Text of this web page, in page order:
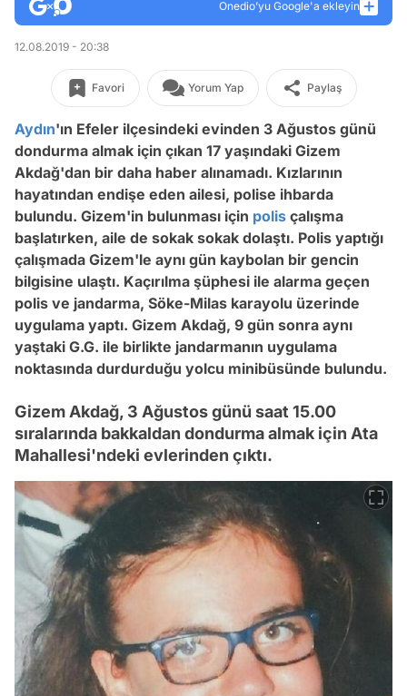
Onedio’yu Google'a ekleyin
12.08.2019 - 20:38
Favori Yorum Yap Paylaş
Aydın'ın Efeler ilçesindeki evinden 3 Ağustos günü
dondurma almak için çıkan 17 yaşındaki Gizem
Akdağ'dan bir daha haber alınamadı. Kızlarının
hayatından endişe eden ailesi, polise ihbarda
bulundu. Gizem'in bulunması için polis çalışma
başlatırken, aile de sokak sokak dolaştı. Polis yaptığı
çalışmada Gizem'le aynı gün kaybolan bir gencin
bilgisine ulaştı. Kaçırılma şüphesi ile alarma geçen
polis ve jandarma, Söke-Milas karayolu üzerinde
uygulama yaptı. Gizem Akdağ, 9 gün sonra aynı
yaştaki G.G. ile birlikte jandarmanın uygulama
noktasında durdurduğu yolcu minibüsünde bulundu.
Gizem Akdağ, 3 Ağustos günü saat 15.00
sıralarında bakkaldan dondurma almak için Ata
Mahallesi'ndeki evlerinden çıktı.